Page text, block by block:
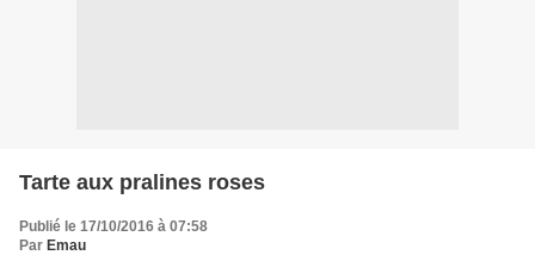
Tarte aux pralines roses
Publié le 17/10/2016 à 07:58
Par Emau